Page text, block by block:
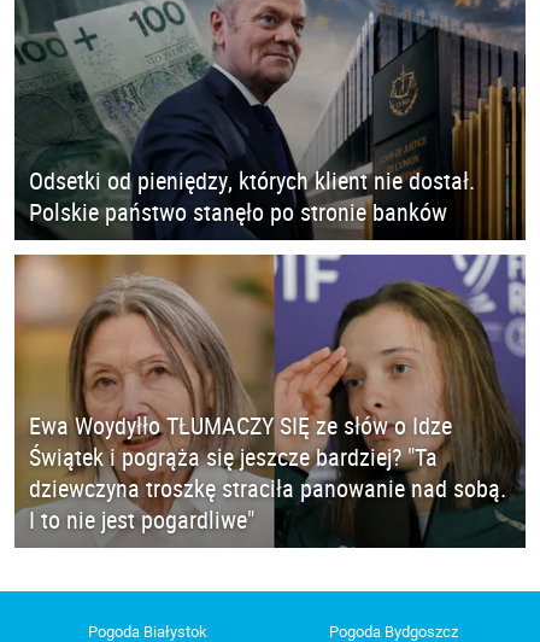
Odsetki od pieniędzy, których klient nie dostał.
Polskie państwo stanęło po stronie banków
Ewa Woydyłło TŁUMACZY SIĘ ze słów o Idze
Świątek i pogrąża się jeszcze bardziej? "Ta
dziewczyna troszkę straciła panowanie nad sobą.
I to nie jest pogardliwe"
Pogoda Białystok Pogoda Bydgoszcz